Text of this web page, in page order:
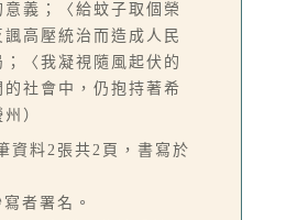
義；〈給蚊子取個榮
高壓統治而造成人民
〈我凝視隨風起伏的
社會中，仍抱持著希
）
資料2張共2頁，書寫於
者署名。